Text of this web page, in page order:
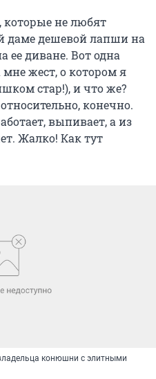
которые не любят
даме дешевой лапши на
ее диване. Вот одна
жест, о котором я
стар!), и что же?
конечно.
выпивает, а из
Жалко! Как тут
конюшни с элитными